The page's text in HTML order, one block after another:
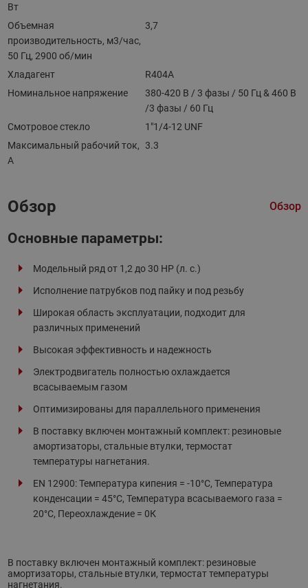
Вт
Объемная
производительность, м3/час,
50 Гц, 2900 об/мин
3,7
Хладагент
R404A
Номинальное напряжение
380-420 В / 3 фазы / 50 Гц & 460 В
/3 фазы / 60 Гц
Смотровое стекло
1"1/4-12 UNF
Максимальный рабочий ток,
А
3.3
Обзор Обзор
Основные параметры:
Модельный ряд от 1,2 до 30 HP (л. с.)
Исполнение патрубков под пайку и под резьбу
Широкая область эксплуатации, подходит для
различных применений
Высокая эффективность и надежность
Электродвигатель полностью охлаждается
всасываемым газом
Оптимизированы для параллельного применения
В поставку включен монтажный комплект: резиновые
амортизаторы, стальные втулки, термостат
температуры нагнетания.
EN 12900: Температура кипения = -10°С, Температура
конденсации = 45°С, Температура всасываемого газа =
20°С, Переохлаждение = 0К
В поставку включен монтажный комплект: резиновые
амортизаторы, стальные втулки, термостат температуры
нагнетания.